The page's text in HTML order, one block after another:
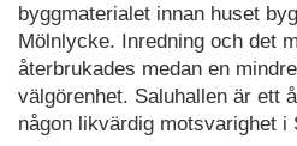
byggmaterialet innan huset
Mölnlycke. Inredning och det
återbrukades medan en
välgörenhet. Saluhallen är ett
någon likvärdig motsvarighet i